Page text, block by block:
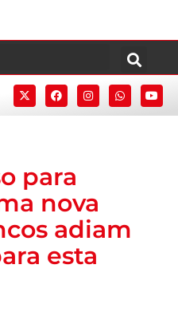
para
nova
adiam
esta